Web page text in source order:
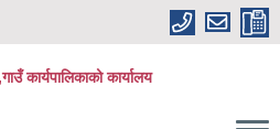
कार्यपालिकाको कार्यालय